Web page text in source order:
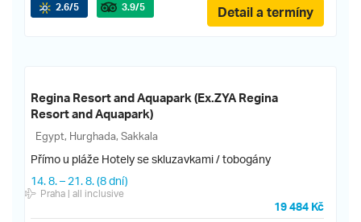
2.6/5 3.9/5 Detail a termíny
Regina Resort and Aquapark (Ex.ZYA Regina
Resort and Aquapark)
Egypt, Hurghada, Sakkala
Přímo u pláže Hotely se skluzavkami / tobogány
14. 8.– 21. 8.(8 dní)
Praha| all inclusive
19 484 Kč